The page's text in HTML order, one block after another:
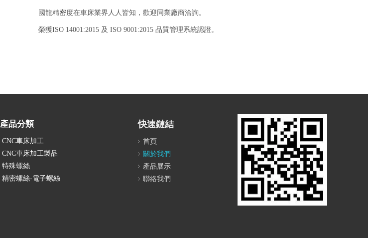
國龍精密度在車床業界人人皆知，歡迎同業廠商洽詢。
榮獲ISO 14001:2015 及 ISO 9001:2015 品質管理系統認證。
產品分類
CNC車床加工
CNC車床加工製品
特殊螺絲
精密螺絲-電子螺絲
快速鏈結
首頁
關於我們
產品展示
聯絡我們